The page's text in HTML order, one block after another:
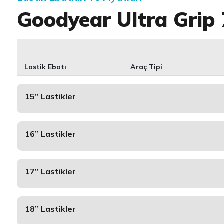
Goodyear Ultra Grip
Lastik Ebatı Araç Tipi
15’’ Lastikler
16’’ Lastikler
17’’ Lastikler
18’’ Lastikler